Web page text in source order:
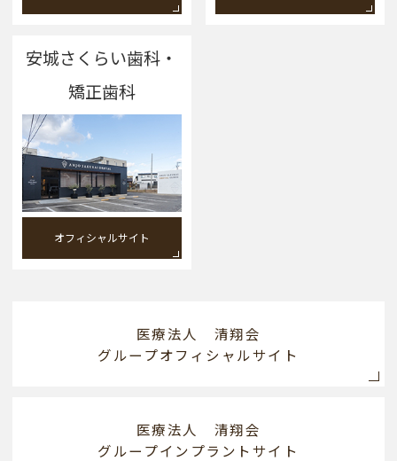
安城さくらい歯科・
矯正歯科
オフィシャルサイト
医療法人 清翔会
グループオフィシャルサイト
医療法人 清翔会
グループインプラントサイト